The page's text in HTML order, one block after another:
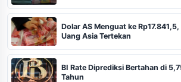
Dolar AS Menguat ke
Uang Asia Tertekan
BI Rate Diprediksi Bertahan di
Tahun